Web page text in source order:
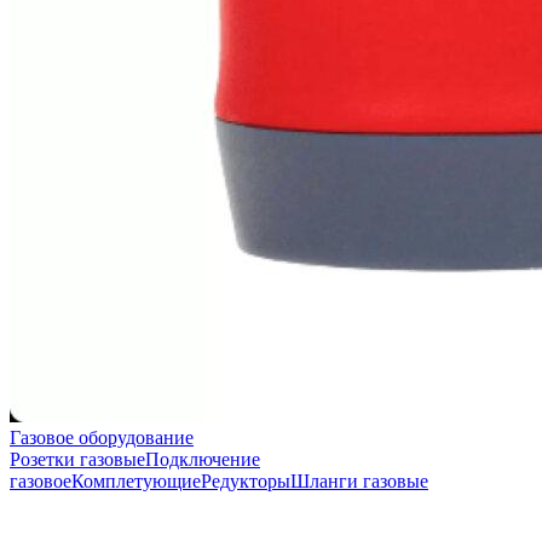
Газовое оборудование
Розетки газовыеПодключение
газовоеКомплетующиеРедукторыШланги газовые